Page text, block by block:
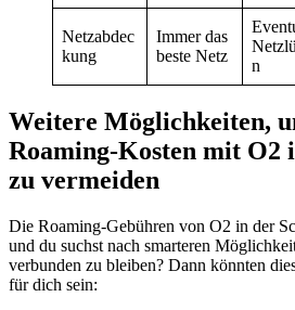
Netzabdec
kung
Immer das
beste Netz
n
Weitere Möglichkeiten,
Roaming-Kosten mit O2
zu vermeiden
Die Roaming-Gebühren von O2 in der
und du suchst nach smarteren
verbunden zu bleiben? Dann könnten
für dich sein: